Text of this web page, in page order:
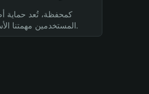
كمحفظة، تُعد حماية
المستخدمين مهمتنا الأساسية.